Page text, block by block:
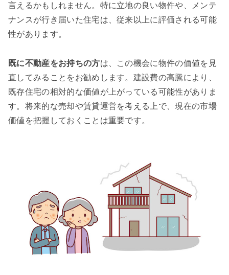
言えるかもしれません。特に立地の良い物件や、メンテ
ナンスが行き届いた住宅は、従来以上に評価される可能
性があります。
既に不動産をお持ちの方は、この機会に物件の価値を見
直してみることをお勧めします。建設費の高騰により、
既存住宅の相対的な価値が上がっている可能性がありま
す。将来的な売却や賃貸運営を考える上で、現在の市場
価値を把握しておくことは重要です。